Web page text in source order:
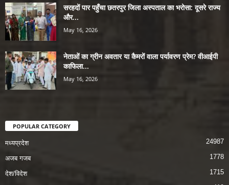
सरहदों पार पहुँचा छतरपुर जिला अस्पताल का भरोसा: दूसरे राज्य
और...
May 16, 2026
नेताओं का ग्रीन अवतार या कैमरों वाला पर्यावरण प्रेम? वीआईपी
काफिला...
May 16, 2026
POPULAR CATEGORY
मध्यप्रदेश 24987
अजब गजब 1778
देश/विदेश
1715